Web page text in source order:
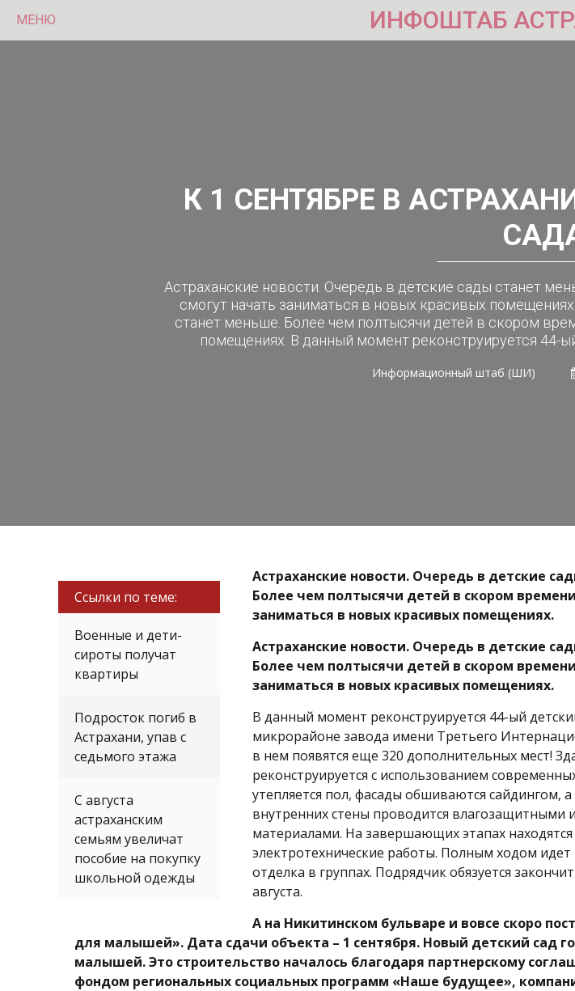
МЕНЮ ИНФОШТАБ
К 1 СЕНТЯБРЕ В
Астраханские новости. Очередь в детские сады станет
смогут начать заниматься в новых красивых
станет меньше. Более чем полтысячи детей в скором
помещениях. В данный момент реконструируется 44-
Информационный штаб (ШИ)
Ссылки по теме:
Военные и дети-
сироты получат
квартиры
Подросток погиб в
Астрахани, упав с
седьмого этажа
С августа
астраханским
семьям увеличат
пособие на покупку
школьной одежды
Астраханские новости. Очередь в детские
Более чем полтысячи детей в скором
заниматься в новых красивых помещениях.
Астраханские новости. Очередь в детские
Более чем полтысячи детей в скором
заниматься в новых красивых помещениях.
В данный момент реконструируется 44-ый
микрорайоне завода имени Третьего
в нем появятся еще 320 дополнительных мест!
реконструируется с использованием
утепляется пол, фасады обшиваются сайдингом, а
внутренних стены проводится влагозащитными
материалами. На завершающих этапах
электротехнические работы. Полным ходом идет
отделка в группах. Подрядчик обязуется
августа.
А на Никитинском бульваре и вовсе скоро
для малышей». Дата сдачи объекта – 1 сентября. Новый детский сад
малышей. Это строительство началось благодаря партнерскому
фондом региональных социальных программ «Наше будущее»,